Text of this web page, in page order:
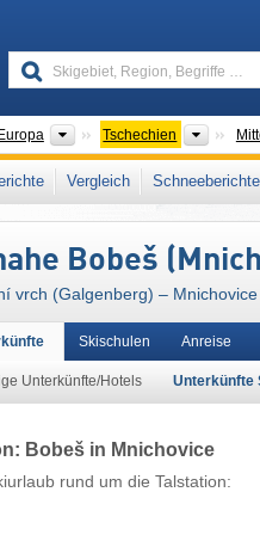
Europa Kontinente
Tschechien Länder
liegt auch in: Osteuropa Mitteleuropa
Vergleich Schneeberichte
Bobeš
vrch (Galgenberg) – Mnichovice
Unterkünfte/Hotels Unterkünfte
Skischulen Anreise
Bobeš in Mnichovice
rund um die Talstation: